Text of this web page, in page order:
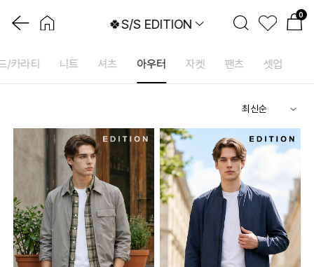
0
🍀S/S EDITION
/카라티 니트 셔츠 아우터 자켓 팬츠 셋업